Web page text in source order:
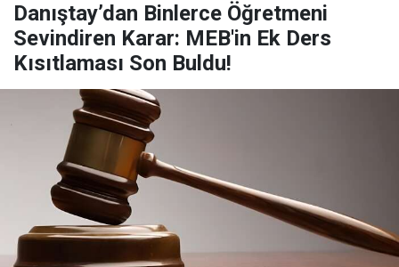
Danıştay’dan Binlerce Öğretmeni
Sevindiren Karar: MEB'in Ek Ders
Kısıtlaması Son Buldu!